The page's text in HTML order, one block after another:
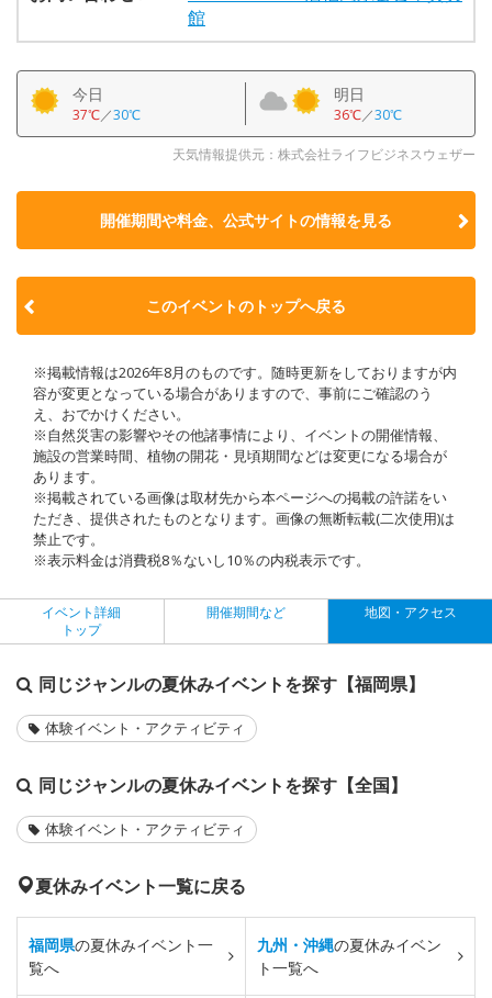
館
今日
37℃／30℃
明日
36℃／30℃
天気情報提供元：株式会社ライフビジネスウェザー
開催期間や料金、公式サイトの情報を見る
このイベントのトップへ戻る
※掲載情報は2026年8月のものです。随時更新をしておりますが内
容が変更となっている場合がありますので、事前にご確認のう
え、おでかけください。
※自然災害の影響やその他諸事情により、イベントの開催情報、
施設の営業時間、植物の開花・見頃期間などは変更になる場合が
あります。
※掲載されている画像は取材先から本ページへの掲載の許諾をい
ただき、提供されたものとなります。画像の無断転載(二次使用)は
禁止です。
※表示料金は消費税8％ないし10％の内税表示です。
イベント詳細
トップ
開催期間など 地図・アクセス
同じジャンルの夏休みイベントを探す【福岡県】
体験イベント・アクティビティ
同じジャンルの夏休みイベントを探す【全国】
体験イベント・アクティビティ
夏休みイベント一覧に戻る
福岡県の夏休みイベント一
覧へ
九州・沖縄の夏休みイベン
ト一覧へ